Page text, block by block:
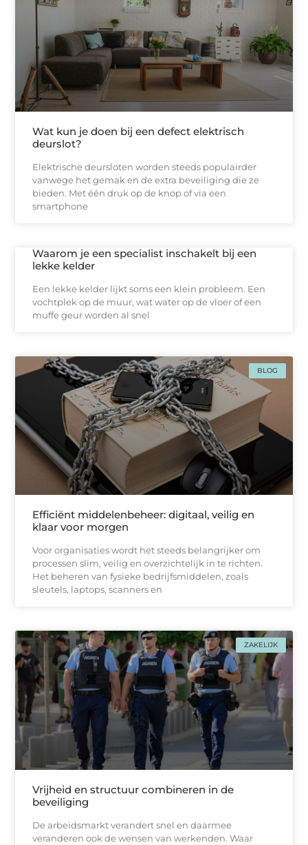
Wat kun je doen bij een defect elektrisch
deurslot?
Elektrische deursloten worden steeds populairder
vanwege het gemak en de extra beveiliging die ze
bieden. Met één druk op de knop of via een
smartphone
Waarom je een specialist inschakelt bij een
lekke kelder
Een lekke kelder lijkt soms een klein probleem. Een
vochtplek op de muur, wat water op de vloer of een
muffe geur worden al snel
BLOG
Efficiënt middelenbeheer: digitaal, veilig en
klaar voor morgen
Voor organisaties wordt het steeds belangrijker om
processen slim, veilig en overzichtelijk in te richten.
Het beheren van fysieke bedrijfsmiddelen, zoals
sleutels, laptops, scanners en
ZAKELIJK
Vrijheid en structuur combineren in de
beveiliging
De arbeidsmarkt verandert snel en daarmee
veranderen ook de wensen van werkenden. Waar